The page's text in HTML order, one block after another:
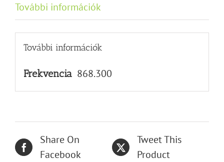
További információk
További információk
Frekvencia 868.300
Share On
Facebook
Tweet This
Product